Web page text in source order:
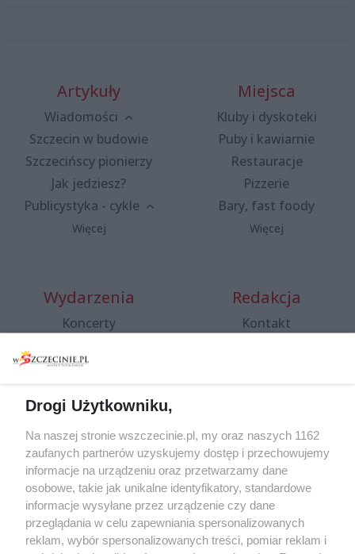
Artykuły
Wiadomości
Szczecin w budowie
Szczecińscy pionierzy
Jak jedziesz?
Publicystyka - cykle
Więcej
Miejsca
Kluby i dyskoteki
Puby i kawiarnie
Restauracje
Pizzerie
Bary, fast foody
Więcej
Wydarzenia
Koncerty
Spacery i oprowadzania
targi
Wernisaże
Więcej
Redakcja
Kontakt
Specjalny koncert z okazji
20. urodzin portalu
wSzczecinie.pl
Regulamin konkursów
śniadaniówka "Hej
Szczecin! Jest piątek!"
Drogi Użytkowniku,
Na naszej stronie wszczecinie.pl, my oraz naszych 1162
zaufanych partnerów uzyskujemy dostęp i przechowujemy
informacje na urządzeniu oraz przetwarzamy dane
osobowe, takie jak unikalne identyfikatory, standardowe
informacje wysyłane przez urządzenie czy dane
przeglądania w celu zapewniania spersonalizowanych
reklam, wybór spersonalizowanych treści, pomiar reklam i